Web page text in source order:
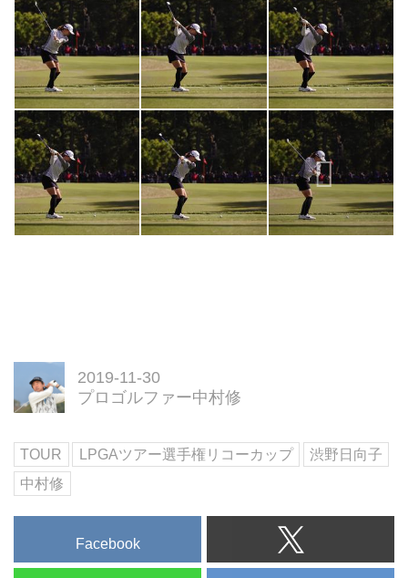
2019-11-30
プロゴルファー中村修
TOUR LPGAツアー選手権リコーカップ
渋野日向子
中村修
Facebook